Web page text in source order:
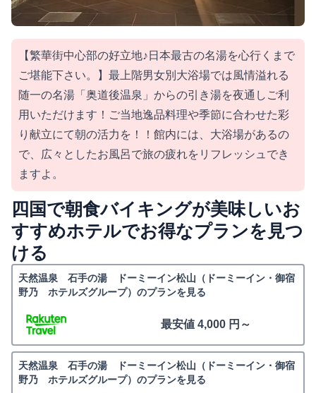
【繁華街中心部の好立地♪日本最古の名湯を心行くまで
ご堪能下さい。】最上階男女別大浴場では風情溢れる
随一の名湯「奥道後温泉」からの引き湯を夜通しご利
用いただけます！ご当地逸品料理や季節に合わせた彩
り献立にて朝の活力を！！館内には、大浴場があるの
で、広々としたお風呂で旅の疲れをリフレッシュでき
ますよ。
四国で朝食バイキングが美味しいお
すすめホテルでお得なプランを見つ
ける
天然温泉 石手の湯 ドーミーイン松山（ドーミーイン・御宿
野乃 ホテルズグループ）のプランを見る
最安値 4,000 円～
天然温泉 石手の湯 ドーミーイン松山（ドーミーイン・御宿
野乃 ホテルズグループ）のプランを見る